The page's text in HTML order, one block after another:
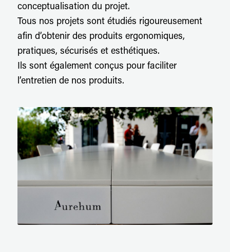
conceptualisation du projet.
Tous nos projets sont étudiés rigoureusement
afin d’obtenir des produits ergonomiques,
pratiques, sécurisés et esthétiques.
Ils sont également conçus pour faciliter
l’entretien de nos produits.